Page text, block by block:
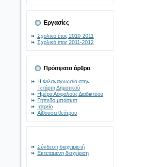
Εργασίες
Σχολικό έτος 2010-2011
Σχολικό έτος 2011-2012
Πρόσφατα άρθρα
Η Φιλαναγνωσία στην
Τετάρτη Δημοτικού
Ημέρα Ασφαλούς Διαδικτύου
Γήπεδο μπάσκετ
Ιατρείο
Αίθουσα θεάτρου
Σύνδεση διαχειριστή
Εκτεταμένη διαχείριση